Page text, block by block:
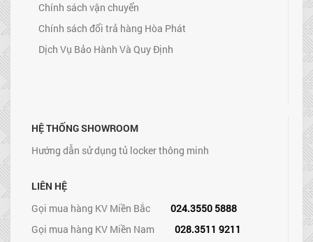
Chính sách vận chuyển
Chính sách đổi trả hàng Hòa Phát
Dịch Vụ Bảo Hành Và Quy Định
HỆ THỐNG SHOWROOM
Hướng dẫn sử dụng tủ locker thông minh
LIÊN HỆ
Gọi mua hàng KV Miền Bắc
024.3550 5888
Gọi mua hàng KV Miền Nam
028.3511 9211